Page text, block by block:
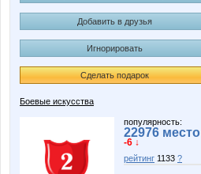
Добавить в друзья
Игнорировать
Сделать подарок
Боевые искусства
популярность:
22976 место
-6 ↓
рейтинг 1133 ?